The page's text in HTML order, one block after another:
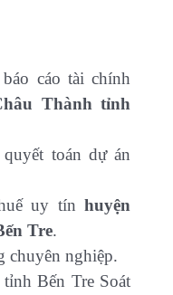
cáo tài chính
Thành tỉnh
toán dự án
uy tínhuyện
Tre.
chuyên nghiệp.
Bến Tre Soát